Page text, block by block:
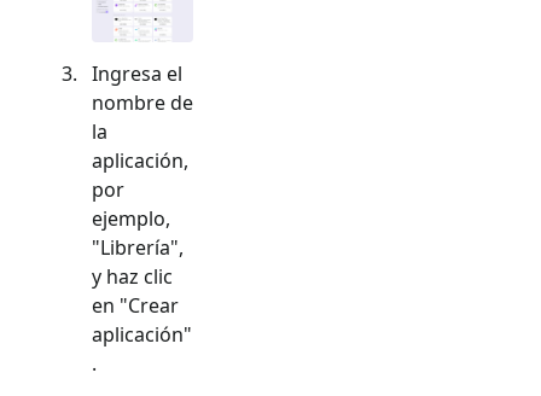
Ingresa el
nombre de
la
aplicación,
por
ejemplo,
"Librería",
y haz clic
en "Crear
aplicación"
.